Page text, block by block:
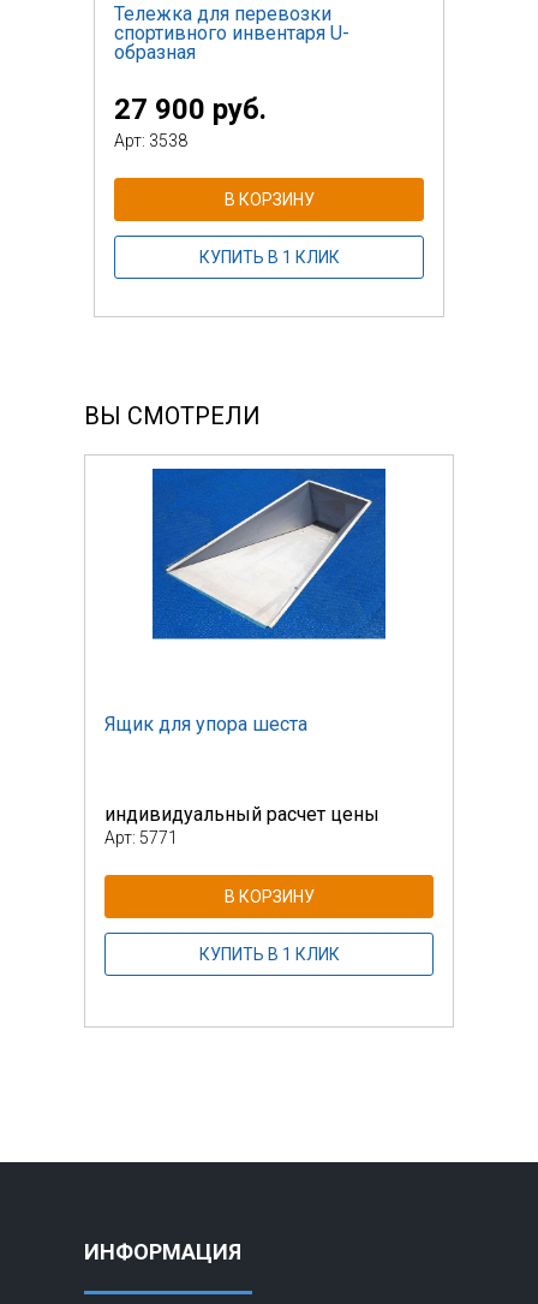
Тележка для перевозки
спортивного инвентаря U-
образная
27 900 руб.
Арт: 3538
В КОРЗИНУ
КУПИТЬ В 1 КЛИК
ВЫ СМОТРЕЛИ
Ящик для упора шеста
индивидуальный расчет цены
Арт: 5771
В КОРЗИНУ
КУПИТЬ В 1 КЛИК
ИНФОРМАЦИЯ